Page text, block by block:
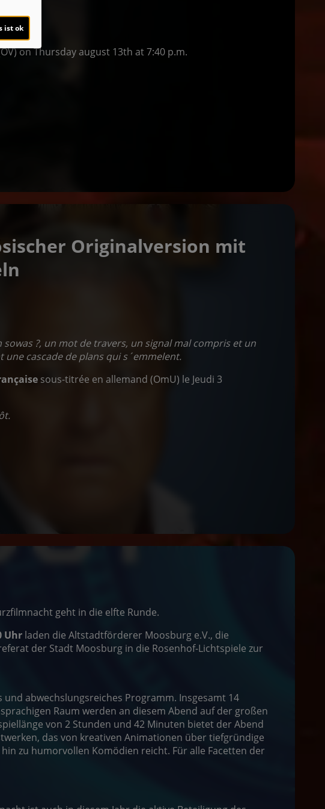
on Thursday august 13th at 7:40 p.m.
Originalversion mit
?, un mot de travers, un signal mal compris et un
cascade de plans qui s´emmelent.
sous-titrée en allemand (OmU) le Jeudi 3
geht in die elfte Runde.
Uhr laden die Altstadtförderer Moosburg e.V., die
der Stadt Moosburg in die Rosenhof-Lichtspiele zur
abwechslungsreiches Programm. Insgesamt 14
Raum werden an diesem Abend auf der großen
von 2 Stunden und 42 Minuten bietet der Abend
das von kreativen Animationen über tiefgründige
zu humorvollen Komödien reicht. Für alle Facetten der
ist ok